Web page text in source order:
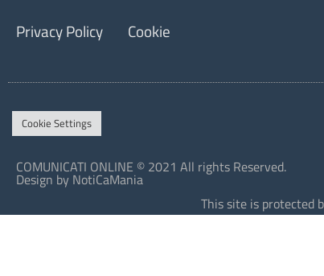
Privacy Policy Cookie
Cookie Settings
COMUNICATI ONLINE © 2021 All rights Reserved.
Design by NotiCaMania
This site is protected